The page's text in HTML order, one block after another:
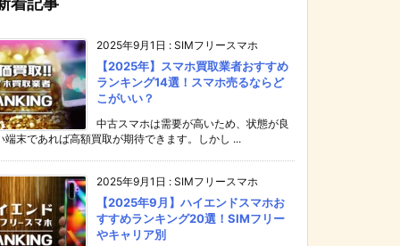
2025年9月1日 : SIMフリースマホ
【2025年】スマホ買取業者おすすめ
ランキング14選！スマホ売るならど
こがいい？
中古スマホは需要が高いため、状態が良
端末であれば高額買取が期待できます。しかし ...
2025年9月1日 : SIMフリースマホ
【2025年9月】ハイエンドスマホお
すすめランキング20選！SIMフリー
やキャリア別